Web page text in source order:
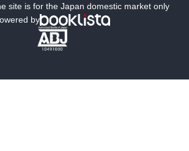
SF
文学
site is for the Japan domestic market only
by